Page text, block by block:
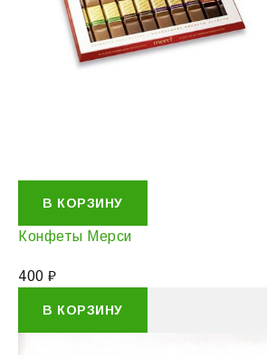
В КОРЗИНУ
Конфеты Мерси
400 ₽
В КОРЗИНУ